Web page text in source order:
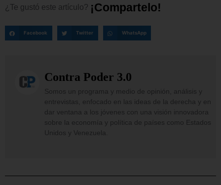
¿Te gustó este artículo? ¡Comparte o!
Facebook Twitter WhatsApp
Contra Poder 3.0
Somos un programa y medio de opinión, análisis y
entrevistas, enfocado en las ideas de la derecha y en
dar ventana a los jóvenes con una visión innovadora
sobre la economía y política de países como Estados
Unidos y Venezuela.